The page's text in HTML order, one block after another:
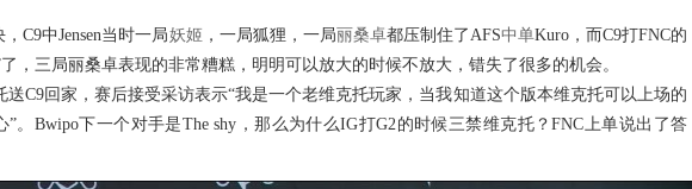
C9中Jensen当时一局妖姬 ，一局狐狸，一局丽桑卓都压制住了AFS中单Kuro，而C9打FNC的
了，三局丽桑卓表现的非常糟糕，明明可以放大的时候不放大，错失了很多的机会。
C9回家，赛后接受采访表示“我是一个老维克托玩家，当我知道这个版本维克托可以上场的
。Bwipo下一个对手是The shy，那么为什么IG打G2的时候三禁维克托？FNC上单说出了答